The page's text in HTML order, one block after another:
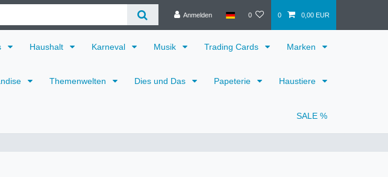
Anmelden 0 0 0,00 EUR
Haushalt Karneval Musik Trading Cards Marken
Themenwelten Dies und Das Papeterie Haustiere
SALE %